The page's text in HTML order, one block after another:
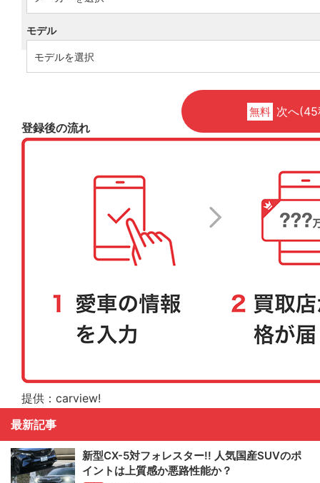
モデル
無料 次へ
登録後の流れ
提供：carview!
最新記事
新型CX-5対フォレスター!! 人気国産SUVのポ
イントは上質感か悪路性能か？